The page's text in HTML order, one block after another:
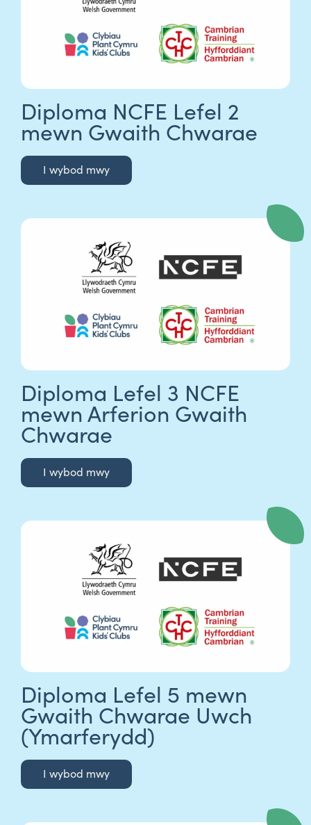
Diploma NCFE Lefel 2
mewn Gwaith Chwarae
I wybod mwy
Diploma Lefel 3 NCFE
mewn Arferion Gwaith
Chwarae
I wybod mwy
Diploma Lefel 5 mewn
Gwaith Chwarae Uwch
(Ymarferydd)
I wybod mwy